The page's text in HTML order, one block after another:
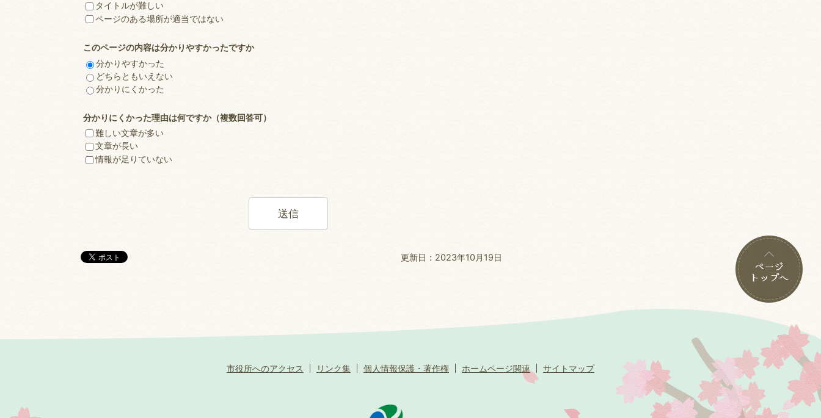
タイトルが難しい
ページのある場所が適当ではない
このページの内容は分かりやすかったですか
分かりやすかった
どちらともいえない
分かりにくかった
分かりにくかった理由は何ですか（複数回答可）
難しい文章が多い
文章が長い
情報が足りていない
更新日：2023年10月19日
市役所へのアクセス リンク集 個人情報保護・著作権 ホームページ関連 サイトマップ